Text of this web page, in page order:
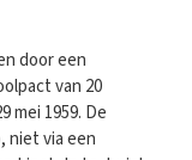
door een
van 20
mei 1959. De
niet via een